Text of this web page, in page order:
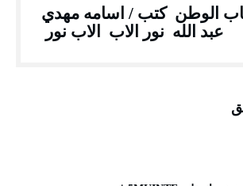
الوطن كتب / اسامه مهدي
عبد الله نور الاب الاب نور